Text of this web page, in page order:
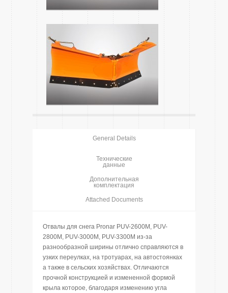
General Details
Технические
данные
Дополнительная
комплектация
Attached Documents
Отвалы для снега Pronar PUV-2600M, PUV-
2800M, PUV-3000M, PUV-3300M из-за
разнообразной ширины отлично справляются в
узких переулках, на тротуарах, на автостоянках
а также в сельских хозяйствах. Отличаются
прочной конструкцией и измененной формой
крыла которое, благодаря изменению угла